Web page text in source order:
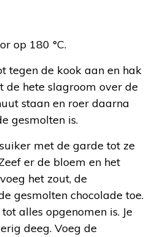
op 180 °C.
tegen de kook aan en hak
de hete slagroom over de
staan en roer daarna
gesmolten is.
met de garde tot ze
er de bloem en het
het zout, de
gesmolten chocolade toe.
alles opgenomen is. Je
deeg. Voeg de